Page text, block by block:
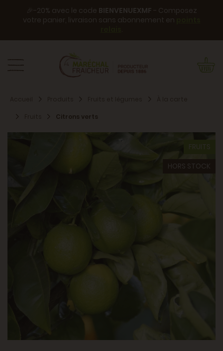
🎉-20% avec le code BIENVENUEXMF - Composez
votre panier, livraison sans abonnement en
.
Citrons verts
FRUITS
HORS STOCK